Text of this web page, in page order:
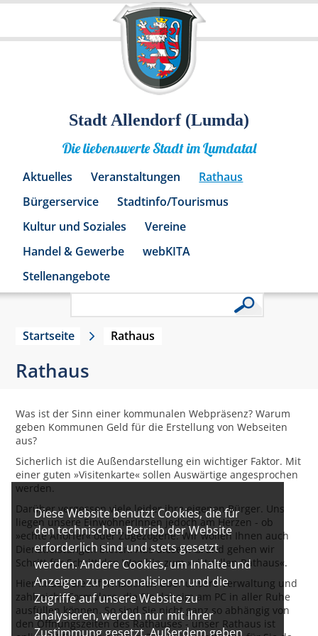
Diese Website benutzt Cookies, die für
den technischen Betrieb der Website
erforderlich sind und stets gesetzt
werden. Andere Cookies, um Inhalte und
Anzeigen zu personalisieren und die
Zugriffe auf unsere Website zu
analysieren, werden nur mit Ihrer
Zustimmung gesetzt. Außerdem geben
Stadt Allendorf (Lumda)
Die liebenswerte Stadt im Lumdatal
Aktuelles Veranstaltungen
Rathaus
Bürgerservice
Stadtinfo/Tourismus
Kultur und Soziales
Vereine
Handel & Gewerbe
webKITA
Stellenangebote
Startseite Rathaus
Rathaus
Was ist der Sinn einer kommunalen Webpräsenz? Warum
geben Kommunen Geld für die Erstellung von Webseiten
aus?
Sicherlich ist die Außendarstellung ein wichtiger Faktor. Mit
einer guten »Visitenkarte« sollen Auswärtige angesprochen
werden.
Darüber vergessen viele leider ihre eigenen Bürger. Uns
liegen unsere EinwohnerInnen jedoch am Herzen - ob
»echte Anorfer« oder Zugezogene. Wir wollen Ihnen auch
Dienstleistungen bieten. Aus diesem Grund gehen wir
Schritt für Schritt den Weg hin zum »virtuellen Rathaus«.
Hier finden Sie Informationen über unsere Verwaltung und
zahlreiche Formulare, die Sie daheim am PC in aller Ruhe
ausfüllen können. So sind Sie nicht ganz so abhängig von
den Öffnungszeiten des Rathauses - unser Rathaus ist